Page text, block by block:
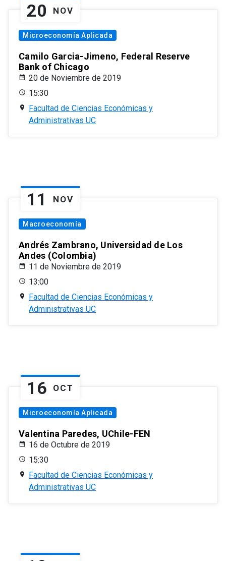
20 NOV
Microeconomía Aplicada
Camilo Garcia-Jimeno, Federal Reserve
Bank of Chicago
20 de Noviembre de 2019
15:30
Facultad de Ciencias Económicas y
Administrativas UC
11 NOV
Macroeconomía
Andrés Zambrano, Universidad de Los
Andes (Colombia)
11 de Noviembre de 2019
13:00
Facultad de Ciencias Económicas y
Administrativas UC
16 OCT
Microeconomía Aplicada
Valentina Paredes, UChile-FEN
16 de Octubre de 2019
15:30
Facultad de Ciencias Económicas y
Administrativas UC